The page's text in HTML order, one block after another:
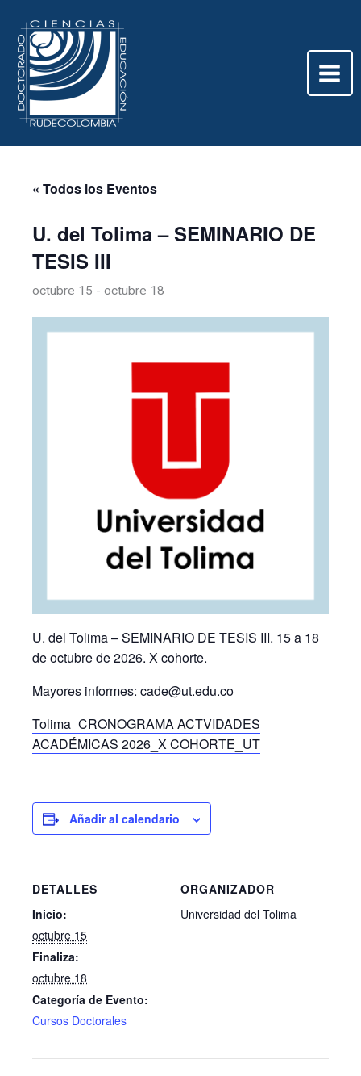
contenido
« Todos los Eventos
U. del Tolima – SEMINARIO DE
TESIS III
octubre 15 - octubre 18
U. del Tolima – SEMINARIO DE TESIS III. 15 a 18
de octubre de 2026. X cohorte.
Mayores informes: cade@ut.edu.co
Tolima_CRONOGRAMA ACTVIDADES
ACADÉMICAS 2026_X COHORTE_UT
Añadir al calendario
DETALLES
Inicio:
octubre 15
Finaliza:
octubre 18
Categoría de Evento:
Cursos Doctorales
ORGANIZADOR
Universidad del Tolima